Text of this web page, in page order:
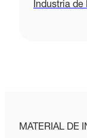
Industria de
MATERIAL DE